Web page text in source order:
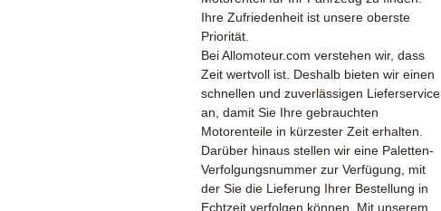
Ihre Zufriedenheit ist unsere oberste
Priorität.
Bei Allomoteur.com verstehen wir, dass
Zeit wertvoll ist. Deshalb bieten wir einen
schnellen und zuverlässigen Lieferservice
an, damit Sie Ihre gebrauchten
Motorenteile in kürzester Zeit erhalten.
Darüber hinaus stellen wir eine Paletten-
Verfolgungsnummer zur Verfügung, mit
der Sie die Lieferung Ihrer Bestellung in
Echtzeit verfolgen können. Mit unserem